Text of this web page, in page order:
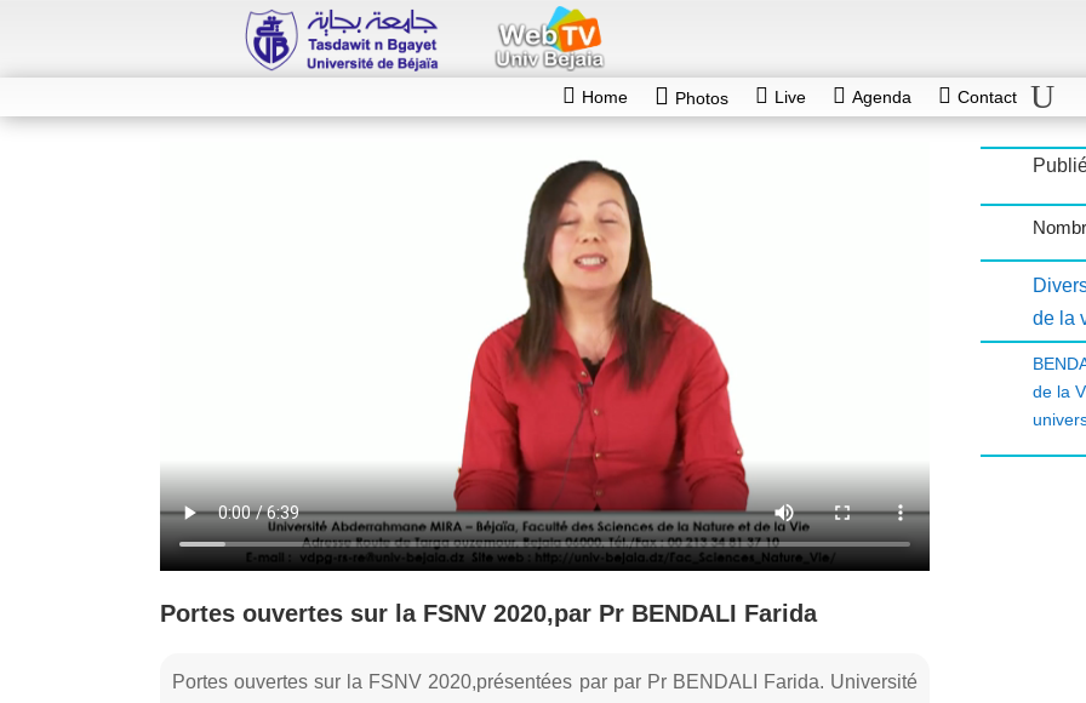
Home Photos Live Agenda Contact
Portes ouvertes sur la FSNV 2020,par Pr BENDALI Farida
Portes ouvertes sur la FSNV 2020,présentées par par Pr BENDALI Farida. Université
de la
de la